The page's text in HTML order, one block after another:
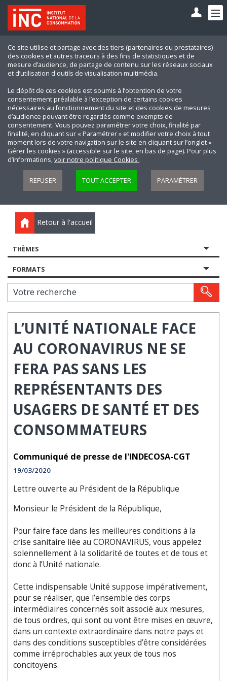
Ce site utilise et partage avec des tiers (partenaires ou prestataires)
des cookies et autres traceurs à des fins de statistiques et de
mesure d’audience, de partage de contenu sur les réseaux sociaux
et d’utilisation d'outils de visualisation multimédia.
Le dépôt de ces cookies est soumis à l’obtention de votre
consentement préalable à l’exception de certains cookies
nécessaires au fonctionnement du site et des cookies de mesures
d’audience pouvant être regardés comme exempts de
consentement. Vous pouvez paramétrer votre choix, finalité par
finalité, en cliquant sur « Paramétrer » et modifier votre choix à tout
moment lors de votre navigation sur le site en cliquant sur l’onglet «
Gérer les cookies » (accessible sur le site, en bas de page). Pour plus
d’informations,voir notre politique Cookies .
REFUSER TOUT ACCEPTER PARAMÉTRER
Retour à l'accueil
THÈMES
FORMATS
Votre recherche
L’UNITÉ NATIONALE FACE
AU CORONAVIRUS NE SE
FERA PAS SANS LES
REPRÉSENTANTS DES
USAGERS DE SANTÉ ET DES
CONSOMMATEURS
Communiqué de presse de l'INDECOSA-CGT
19/03/2020
Lettre ouverte au Président de la République
Monsieur le Président de la République,
Pour faire face dans les meilleures conditions à la
crise sanitaire liée au CORONAVIRUS, vous appelez
solennellement à la solidarité de toutes et de tous et
donc à l’Unité nationale.
Cette indispensable Unité suppose impérativement,
pour se réaliser, que l’ensemble des corps
intermédiaires concernés soit associé aux mesures,
de tous ordres, qui sont ou vont être mises en œuvre,
dans un contexte extraordinaire dans notre pays et
dans des conditions susceptibles d’être considérées
comme irréprochables aux yeux de tous nos
concitoyens.